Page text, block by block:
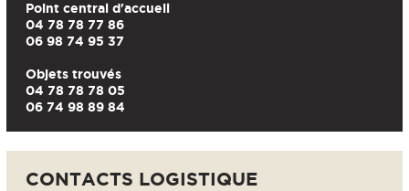
Point central d'accueil
04 78 78 77 86
06 98 74 95 37
Objets trouvés
04 78 78 78 05
06 74 98 89 84
CONTACTS LOGISTIQUE